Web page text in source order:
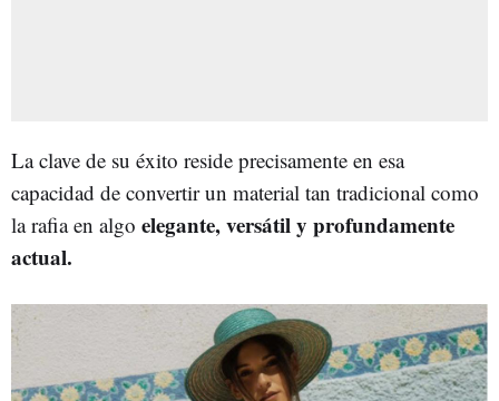
La clave de su éxito reside precisamente en esa
capacidad de convertir un material tan tradicional como
la rafia en algo elegante, versátil y profundamente
actual.